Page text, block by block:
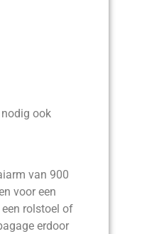
ook
van 900
voor een
rolstoel of
erdoor